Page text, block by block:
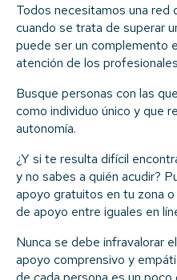
Todos necesitamos una red
cuando se trata de superar
puede ser un complemento
atención de los
Busque personas con las
como individuo único y que
autonomía.
¿Y si te resulta difícil
y no sabes a quién acudir?
apoyo gratuitos en tu zona
de apoyo entre iguales en
Nunca se debe infravalorar
apoyo comprensivo y